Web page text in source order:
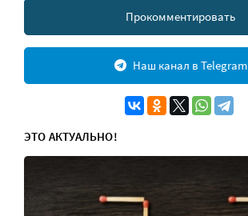
Прокомментировать
Наш канал в Telegram
ЭТО АКТУАЛЬНО!